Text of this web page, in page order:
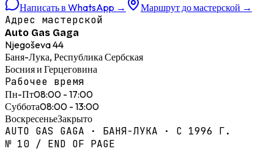
Написать в WhatsApp → Маршрут до мастерской →
Адрес мастерской
Auto Gas Gaga
Njegoševa 44
Баня-Лука, Республика Сербская
Босния и Герцеговина
Рабочее время
Пн-Пт08:00 - 17:00
Суббота08:00 - 13:00
ВоскресеньеЗакрыто
AUTO GAS GAGA · БАНЯ-ЛУКА · С 1996 Г.
№ 10 / END OF PAGE